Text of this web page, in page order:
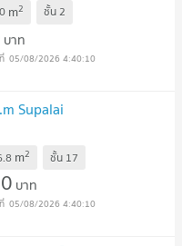
m2 ชั้น2
บาท
05/08/2026 4:40:10
Supalai
m2 ชั้น 17
บาท
05/08/2026 4:40:10